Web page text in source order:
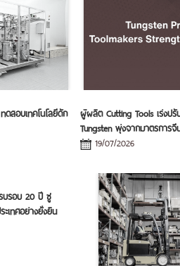
สอบเทคโนโลยีดัก
ผู้ผลิต Cutting Tools เร่งป
Tungsten พุ่งจากมาตรการจี
19/07/2026
บรอบ 20 ปี ชู
ะเทศอย่างยั่งยืน